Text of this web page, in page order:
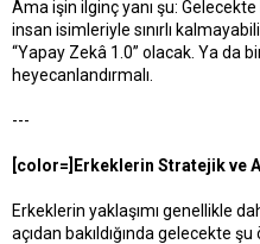
Ama işin ilginç yanı şu:
insan isimleriyle sınırlı
“Yapay Zekâ 1.0” olacak. Ya da
heyecanlandırmalı.
---
[color=]Erkeklerin Stratejik ve
Erkeklerin yaklaşımı genellikle
açıdan bakıldığında gelecekte şu